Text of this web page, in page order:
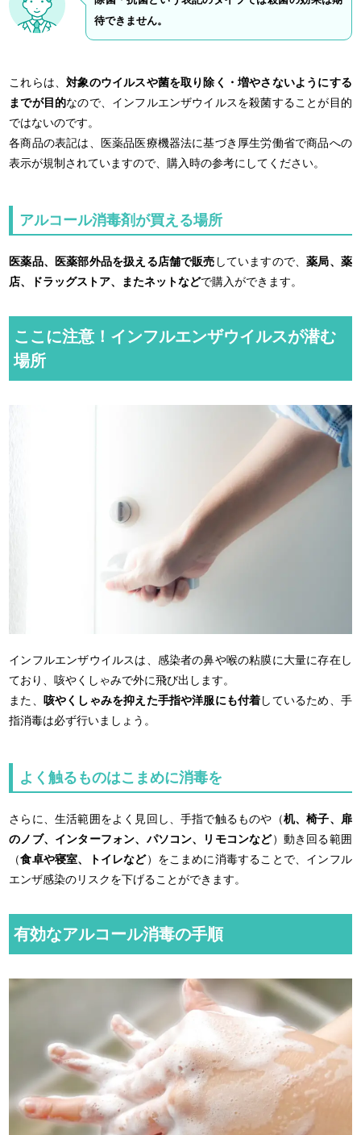
待できません。
これらは、対象のウイルスや菌を取り除く・増やさないようにする
までが目的なので、インフルエンザウイルスを殺菌することが目的
ではないのです。
各商品の表記は、医薬品医療機器法に基づき厚生労働省で商品への
表示が規制されていますので、購入時の参考にしてください。
アルコール消毒剤が買える場所
医薬品、医薬部外品を扱える店舗で販売 していますので、薬局、薬
店、ドラッグストア、またネットなどで購入ができます。
ここに注意！インフルエンザウイルスが潜む
場所
インフルエンザウイルスは、感染者の鼻や喉の粘膜に大量に存在し
ており、咳やくしゃみで外に飛び出します。
また、
咳やくしゃみを抑えた手指や洋服にも付着しているため、手
指消毒は必ず行いましょう。
よく触るものはこまめに消毒を
さらに、生活範囲をよく見回し、手指で触るものや（机、椅子、扉
のノブ、インターフォン、パソコン、リモコンなど）動き回る範囲
（食卓や寝室、トイレなど）をこまめに消毒することで、インフル
エンザ感染のリスクを下げることができます。
有効なアルコール消毒の手順